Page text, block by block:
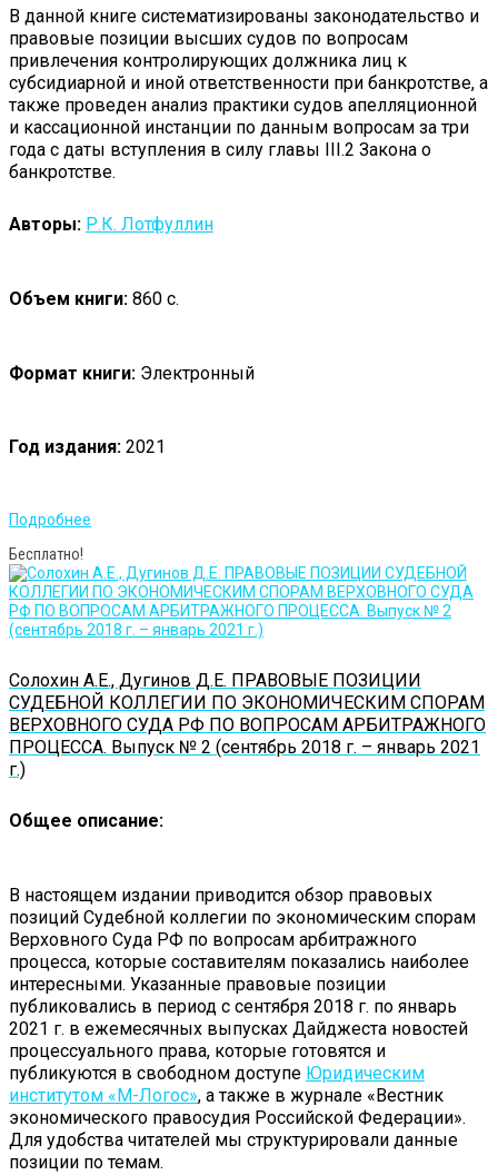
В данной книге систематизированы законодательство и
правовые позиции высших судов по вопросам
привлечения контролирующих должника лиц к
субсидиарной и иной ответственности при банкротстве, а
также проведен анализ практики судов апелляционной
и кассационной инстанции по данным вопросам за три
года с даты вступления в силу главы III.2 Закона о
банкротстве.
Авторы: Р.К. Лотфуллин
Объем книги: 860 с.
Формат книги: Электронный
Год издания: 2021
Подробнее
Бесплатно!
Солохин А.Е., Дугинов Д.Е. ПРАВОВЫЕ ПОЗИЦИИ
СУДЕБНОЙ КОЛЛЕГИИ ПО ЭКОНОМИЧЕСКИМ СПОРАМ
ВЕРХОВНОГО СУДА РФ ПО ВОПРОСАМ АРБИТРАЖНОГО
ПРОЦЕССА. Выпуск № 2 (сентябрь 2018 г. – январь 2021
г.)
Общее описание:
В настоящем издании приводится обзор правовых
позиций Судебной коллегии по экономическим спорам
Верховного Суда РФ по вопросам арбитражного
процесса, которые составителям показались наиболее
интересными. Указанные правовые позиции
публиковались в период с сентября 2018 г. по январь
2021 г. в ежемесячных выпусках Дайджеста новостей
процессуального права, которые готовятся и
публикуются в свободном доступе Юридическим
институтом «М-Логос», а также в журнале «Вестник
экономического правосудия Российской Федерации».
Для удобства читателей мы структурировали данные
позиции по темам.